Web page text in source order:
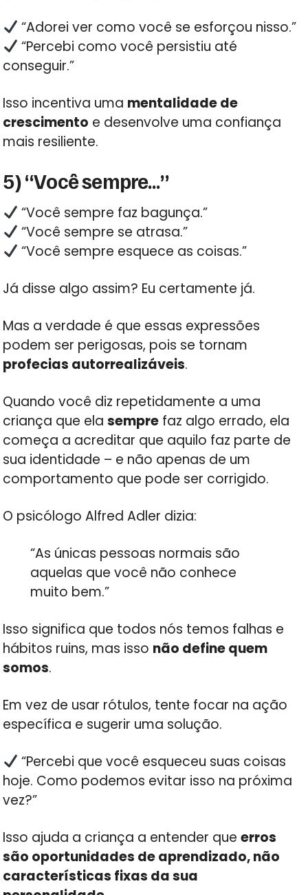
“Adorei ver como você se esforçou nisso.”
“Percebi como você persistiu até
conseguir.”
Isso incentiva uma mentalidade de
crescimento e desenvolve uma confiança
mais resiliente.
5) “Você sempre…”
“Você sempre faz bagunça.”
“Você sempre se atrasa.”
“Você sempre esquece as coisas.”
Já disse algo assim? Eu certamente já.
Mas a verdade é que essas expressões
podem ser perigosas, pois se tornam
profecias autorrealizáveis.
Quando você diz repetidamente a uma
criança que elasempre faz algo errado, ela
começa a acreditar que aquilo faz parte de
sua identidade – e não apenas de um
comportamento que pode ser corrigido.
O psicólogo Alfred Adler dizia:
“As únicas pessoas normais são
aquelas que você não conhece
muito bem.”
Isso significa que todos nós temos falhas e
hábitos ruins, mas isso não define quem
somos.
Em vez de usar rótulos, tente focar na ação
específica e sugerir uma solução.
“Percebi que você esqueceu suas coisas
hoje. Como podemos evitar isso na próxima
vez?”
Isso ajuda a criança a entender queerros
são oportunidades de aprendizado, não
características fixas da sua